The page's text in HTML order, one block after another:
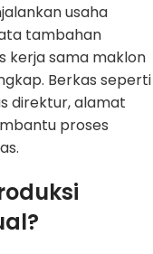
usaha
tambahan
kerja sama maklon
Berkas seperti
direktur, alamat
proses